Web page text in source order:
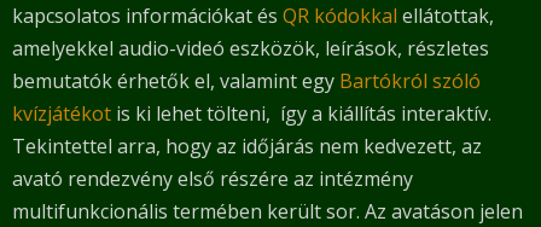
kapcsolatos információkat és QR kódokkal ellátottak,
amelyekkel audio-videó eszközök, leírások, részletes
bemutatók érhetők el, valamint egy Bartókról szóló
kvízjátékot is ki lehet tölteni, így a kiállítás interaktív.
Tekintettel arra, hogy az időjárás nem kedvezett, az
avató rendezvény első részére az intézmény
multifunkcionális termében került sor. Az avatáson jelen